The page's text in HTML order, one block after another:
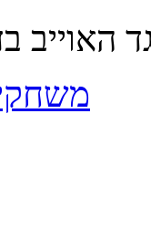
משחקי